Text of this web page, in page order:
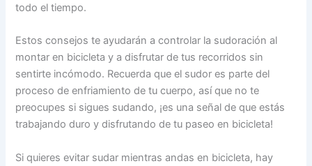
todo el tiempo.
Estos consejos te ayudarán a controlar la sudoración al
montar en bicicleta y a disfrutar de tus recorridos sin
sentirte incómodo. Recuerda que el sudor es parte del
proceso de enfriamiento de tu cuerpo, así que no te
preocupes si sigues sudando, ¡es una señal de que estás
trabajando duro y disfrutando de tu paseo en bicicleta!
Si quieres evitar sudar mientras andas en bicicleta, hay